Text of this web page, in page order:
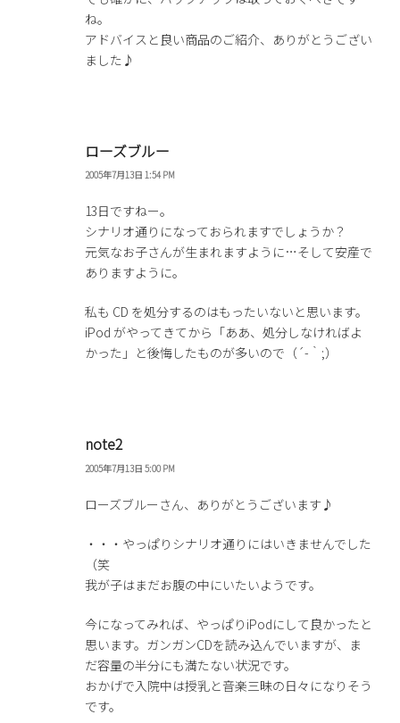
ね。
アドバイスと良い商品のご紹介、ありがとうござい
ました♪
ローズブルー
2005年7月13日 1:54 PM
13日ですねー。
シナリオ通りになっておられますでしょうか？
元気なお子さんが生まれますように…そして安産で
ありますように。
私も CD を処分するのはもったいないと思います。
iPod がやってきてから「ああ、処分しなければよ
かった」と後悔したものが多いので（´-｀;）
note2
2005年7月13日 5:00 PM
ローズブルーさん、ありがとうございます♪
・・・やっぱりシナリオ通りにはいきませんでした
（笑
我が子はまだお腹の中にいたいようです。
今になってみれば、やっぱりiPodにして良かったと
思います。ガンガンCDを読み込んでいますが、ま
だ容量の半分にも満たない状況です。
おかげで入院中は授乳と音楽三昧の日々になりそう
です。